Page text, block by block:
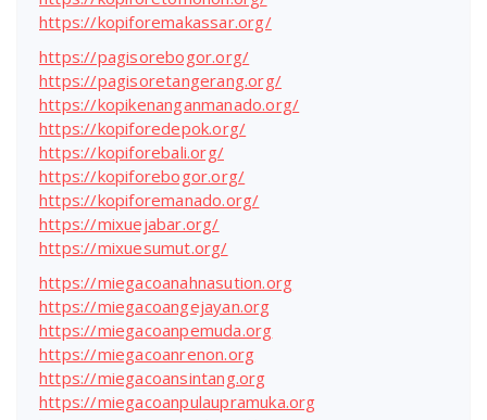
https://kopiforemakassar.org/
https://pagisorebogor.org/
https://pagisoretangerang.org/
https://kopikenanganmanado.org/
https://kopiforedepok.org/
https://kopiforebali.org/
https://kopiforebogor.org/
https://kopiforemanado.org/
https://mixuejabar.org/
https://mixuesumut.org/
https://miegacoanahnasution.org
https://miegacoangejayan.org
https://miegacoanpemuda.org
https://miegacoanrenon.org
https://miegacoansintang.org
https://miegacoanpulaupramuka.org